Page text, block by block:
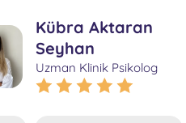
Hisleri
Kübra Aktaran
Seyhan
Uzman Klinik Psikolog